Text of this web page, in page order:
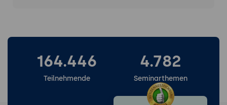
164.446
Teilnehmende
4.782
Seminarthemen